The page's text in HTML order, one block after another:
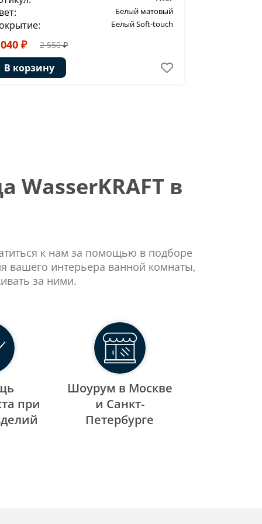
Белый матовый
Белый Soft-touch
₽ 2 550 ₽
В корзину
в
к нам за помощью в подборе
вашего интерьера ванной комнаты,
за ними.
при
Шоурум в Москве
и Санкт-
Петербурге